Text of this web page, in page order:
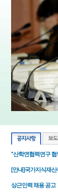
''산학연협력연구
[안내]국가지식재산
상근인력 채용 공고